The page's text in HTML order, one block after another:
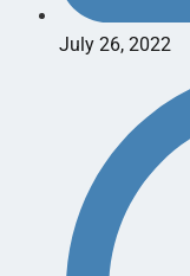
July 26, 2022